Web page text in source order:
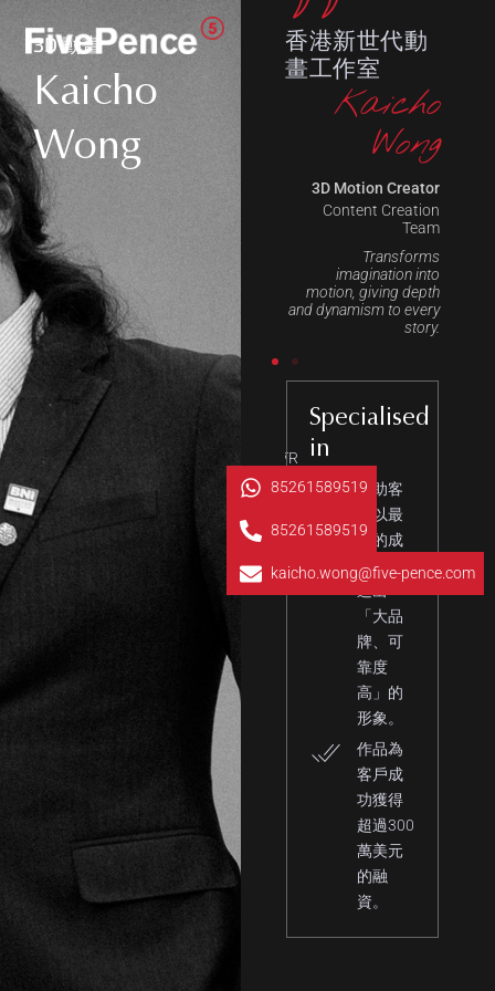
3D 動畫
Kaicho
Wong
香港新世代動
畫工作室
Kaicho
Wong
3D Motion Creator
Content Creation
Team
Transforms
imagination into
motion, giving depth
and dynamism to every
story.
幫助客
戶以最
低的成
造出
的融
Serving
Pacific
ViuTVMTR
Specialised
in
幫助客
戶以最
低的成
本，打
「大品
牌、可
靠度
高」的
形象。
作品為
客戶成
功獲得
超過300
萬美元
的融
資。
85261589519
85261589519
kaicho.wong@five-pence.com